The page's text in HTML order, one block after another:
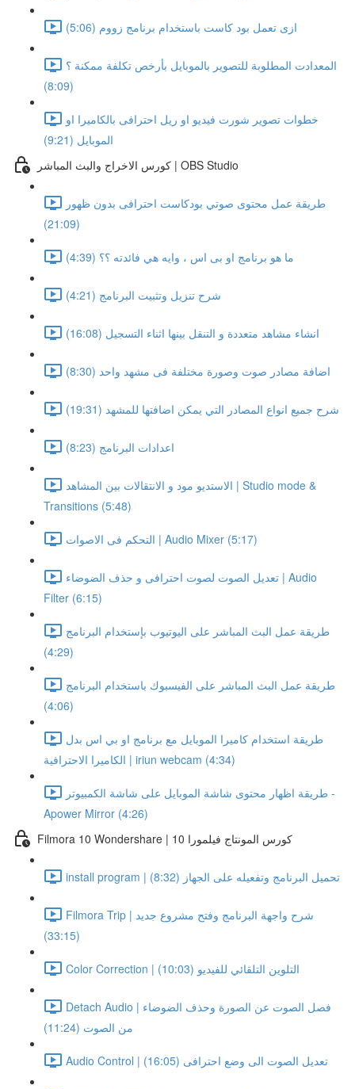
ازى تعمل بود كاست باستخدام برنامج زووم (5:06)
المعدادت المطلوبة للتصوير بالموبايل بأرخص تكلفة ممكنة ؟
(8:09)
خطوات تصوير شورت فيديو او ريل احترافى بالكاميرا او
الموبايل (9:21)
كورس الاخراج والبث المباشر | OBS Studio
طريقة عمل محتوى صوتي بودكاست احترافى بدون ظهور
(21:09)
ما هو برنامج او بى اس ، وايه هي فائدته ؟؟ (4:39)
شرح تنزيل وتثبيت البرنامج (4:21)
انشاء مشاهد متعددة و التنقل بينها اثناء التسجيل (16:08)
اضافة مصادر صوت وصورة مختلفة فى مشهد واحد (8:30)
شرح جميع انواع المصادر التي يمكن اضافتها للمشهد (19:31)
اعدادات البرنامج (8:23)
الاستديو مود و الانتقالات بين المشاهد | Studio mode &
Transitions (5:48)
التحكم فى الاصوات | Audio Mixer (5:17)
تعديل الصوت لصوت احترافى و حذف الضوضاء | Audio
Filter (6:15)
طريقة عمل البث المباشر على اليوتيوب بإستخدام البرنامج
(4:29)
طريقة عمل البث المباشر على الفيسبوك باستخدام البرنامج
(4:06)
طريقة استخدام كاميرا الموبايل مع برنامج او بي اس بدل
الكاميرا الاحترافية | iriun webcam (4:34)
طريقة اظهار محتوى شاشة الموبايل على شاشة الكمبيوتر -
Apower Mirror (4:26)
Filmora 10 Wondershare | كورس المونتاج فيلمورا 10
install program | تحميل البرنامج وتفعيله على الجهاز (8:32)
Filmora Trip | شرح واجهة البرنامج وفتح مشروع جديد
(33:15)
Color Correction | التلوين التلقائي للفيديو (10:03)
Detach Audio | فصل الصوت عن الصورة وحذف الضوضاء
من الصوت (11:24)
Audio Control | تعديل الصوت الى وضع احترافى (16:05)